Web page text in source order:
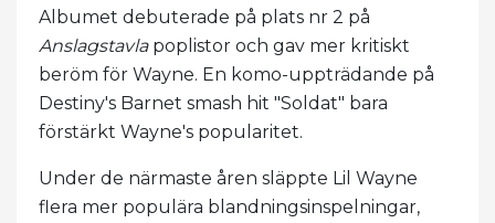
Albumet debuterade på plats nr 2 på
Anslagstavlapoplistor och gav mer kritiskt
beröm för Wayne. En komo-uppträdande på
Destiny's Barnet smash hit "Soldat" bara
förstärkt Wayne's popularitet.
Under de närmaste åren släppte Lil Wayne
flera mer populära blandningsinspelningar,